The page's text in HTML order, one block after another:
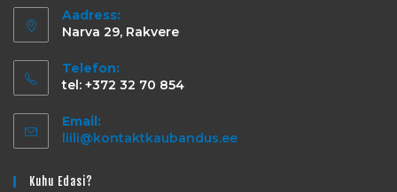
Aadress:
Narva 29, Rakvere
Telefon:
tel: +372 32 70 854
Email:
liili@kontaktkaubandus.ee
Kuhu Edasi?